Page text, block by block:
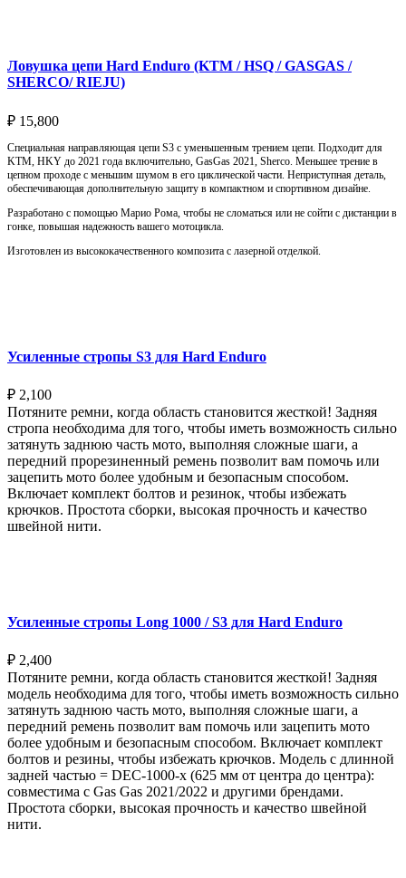
Ловушка цепи Hard Enduro (KTM / HSQ / GASGAS /
SHERCO/ RIEJU)
₽ 15,800
Специальная направляющая цепи S3 с уменьшенным трением цепи. Подходит для
KTM, HKY до 2021 года включительно, GasGas 2021, Sherco. Меньшее трение в
цепном проходе с меньшим шумом в его циклической части. Неприступная деталь,
обеспечивающая дополнительную защиту в компактном и спортивном дизайне.
Разработано с помощью Марио Рома, чтобы не сломаться или не сойти с дистанции в
гонке, повышая надежность вашего мотоцикла.
Изготовлен из высококачественного композита с лазерной отделкой.
Усиленные стропы S3 для Hard Enduro
₽ 2,100
Потяните ремни, когда область становится жесткой! Задняя
стропа необходима для того, чтобы иметь возможность сильно
затянуть заднюю часть мото, выполняя сложные шаги, а
передний прорезиненный ремень позволит вам помочь или
зацепить мото более удобным и безопасным способом.
Включает комплект болтов и резинок, чтобы избежать
крючков. Простота сборки, высокая прочность и качество
швейной нити.
Усиленные стропы Long 1000 / S3 для Hard Enduro
₽ 2,400
Потяните ремни, когда область становится жесткой! Задняя
модель необходима для того, чтобы иметь возможность сильно
затянуть заднюю часть мото, выполняя сложные шаги, а
передний ремень позволит вам помочь или зацепить мото
более удобным и безопасным способом. Включает комплект
болтов и резины, чтобы избежать крючков. Модель с длинной
задней частью = DEC-1000-x (625 мм от центра до центра):
совместима с Gas Gas 2021/2022 и другими брендами.
Простота сборки, высокая прочность и качество швейной
нити.